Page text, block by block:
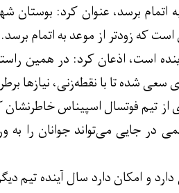
اتمام برسد، عنوان کرد: بوستان
که زودتر از موعد به اتمام برسد.
است، اذعان کرد: در همین
شده تا با نقطه‌زنی، نیازها
از تیم فوتسال اسپیناس
در جایی می‌تواند جوانان را به
و امکان دارد سال آینده تیم